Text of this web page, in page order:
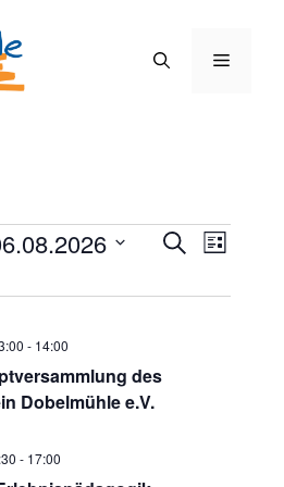
Menü
V
e
a
S
V
L
s
des
Dobelmühle e.V.
- 14:00
- 17:00